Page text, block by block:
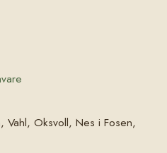
Vahl, Oksvoll, Nes i Fosen,